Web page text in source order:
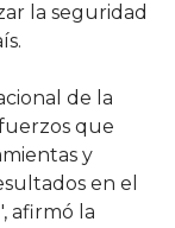
la seguridad
de la
que
y
en el
afirmó la